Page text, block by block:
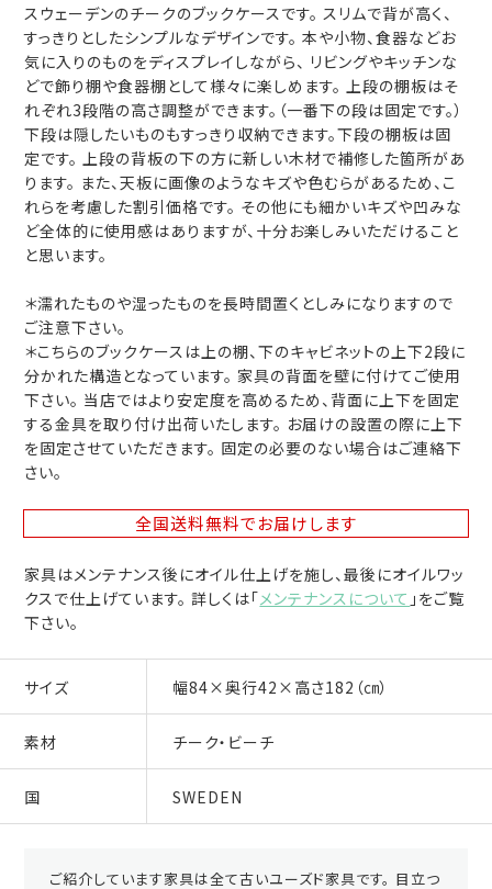
スウェーデンのチークのブックケースです。 スリムで背が高く、
すっきりとしたシンプルなデザインです。 本や小物、食器などお
気に入りのものをディスプレイしながら、 リビングやキッチンな
どで飾り棚や食器棚として様々に楽しめます。 上段の棚板はそ
れぞれ3段階の高さ調整ができます。（一番下の段は固定です。）
下段は隠したいものもすっきり収納できます。下段の棚板は固
定です。 上段の背板の下の方に新しい木材で補修した箇所があ
ります。 また、天板に画像のようなキズや色むらがあるため、こ
れらを考慮した割引価格です。 その他にも細かいキズや凹みな
ど全体的に使用感はありますが、十分お楽しみいただけること
と思います。
＊濡れたものや湿ったものを長時間置くとしみになりますので
ご注意下さい。
＊こちらのブックケースは上の棚、下のキャビネットの上下2段に
分かれた構造となっています。 家具の背面を壁に付けてご使用
下さい。 当店ではより安定度を高めるため、背面に上下を固定
する金具を取り付け出荷いたします。 お届けの設置の際に上下
を固定させていただきます。 固定の必要のない場合はご連絡下
さい。
全国送料無料でお届けします
家具はメンテナンス後にオイル仕上げを施し、最後にオイルワッ
クスで仕上げています。 詳しくは「メンテナンスについて 」をご覧
下さい。
サイズ 幅84×奥行42×高さ182（㎝）
素材 チーク・ビーチ
国 SWEDEN
ご紹介しています家具は全て古いユーズド家具です。 目立つ